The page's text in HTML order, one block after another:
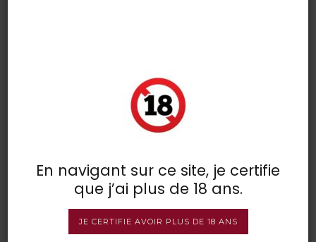
En navigant sur ce site, je certifie
que j’ai plus de 18 ans.
JE CERTIFIE AVOIR PLUS DE 18 ANS